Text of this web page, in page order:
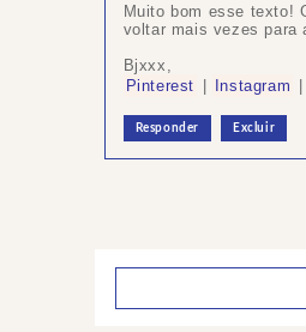
Muito bom esse texto!
voltar mais vezes para
Bjxxx,
Pinterest
Instagram
Responder Excluir